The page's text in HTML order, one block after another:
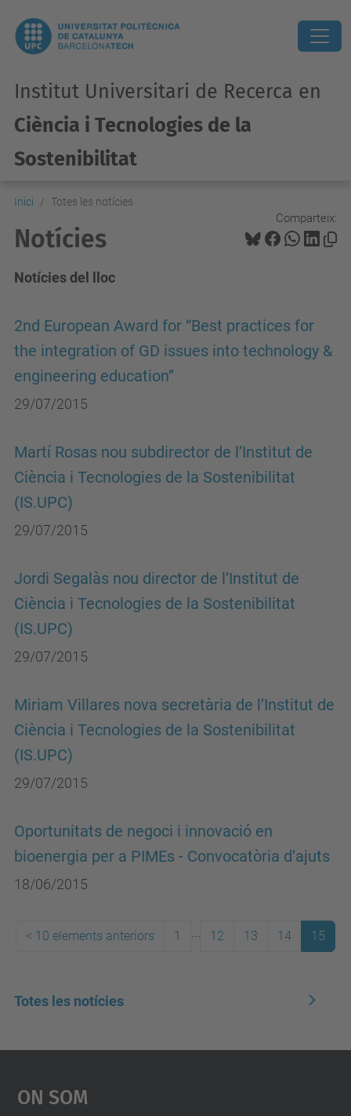
Institut Universitari de Recerca en
Ciència i Tecnologies de la
Sostenibilitat
Inici Totes les notícies
Comparteix:
Notícies
Notícies del lloc
2nd European Award for “Best practices for
the integration of GD issues into technology &
engineering education”
29/07/2015
Martí Rosas nou subdirector de l’Institut de
Ciència i Tecnologies de la Sostenibilitat
(IS.UPC)
29/07/2015
Jordi Segalàs nou director de l’Institut de
Ciència i Tecnologies de la Sostenibilitat
(IS.UPC)
29/07/2015
Miriam Villares nova secretària de l’Institut de
Ciència i Tecnologies de la Sostenibilitat
(IS.UPC)
29/07/2015
Oportunitats de negoci i innovació en
bioenergia per a PIMEs - Convocatòria d’ajuts
18/06/2015
< 10 elements anteriors 1 12 13 14 15
Totes les notícies
On Som